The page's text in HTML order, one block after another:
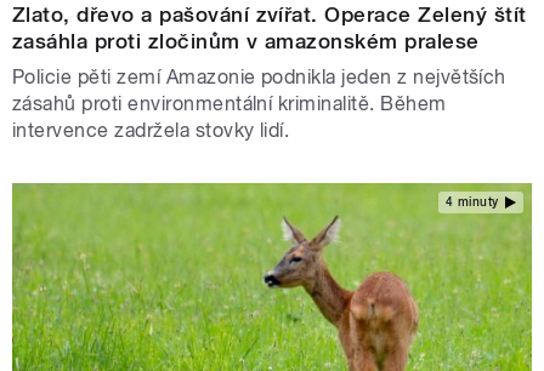
Zlato, dřevo a pašování zvířat. Operace Zelený štít
zasáhla proti zločinům v amazonském pralese
Policie pěti zemí Amazonie podnikla jeden z největších
zásahů proti environmentální kriminalitě. Během
intervence zadržela stovky lidí.
4 minuty